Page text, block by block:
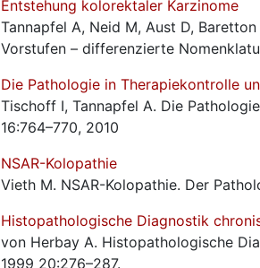
Entstehung kolorektaler Karzinome
Tannapfel A, Neid M, Aust D,
Vorstufen – differenzierte
Die Pathologie in Therapiekontrolle
Tischoff I, Tannapfel A. Die
16:764–770, 2010
NSAR-Kolopathie
Vieth M. NSAR-Kolopathie. Der
Histopathologische Diagnostik
von Herbay A. Histopathologische
1999 20:276–287.